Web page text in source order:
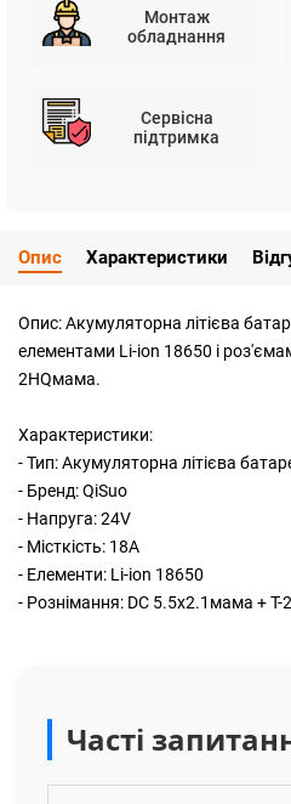
Монтаж
обладнання
Сервісна
підтримка
Опис Характеристики
Опис: Акумуляторна літієва
елементами Li-ion 18650 і
2HQмама.
Характеристики:
- Тип: Акумуляторна літієва
- Бренд: QiSuo
- Напруга: 24V
- Місткість: 18A
- Елементи: Li-ion 18650
- Рознімання: DC 5.5x2.1мама +
Часті